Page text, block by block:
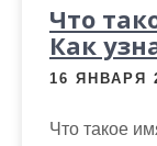
Что
Как
16 ЯНВАРЯ
Что такое